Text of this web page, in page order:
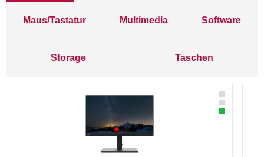
Maus/Tastatur Multimedia Software
Storage Taschen